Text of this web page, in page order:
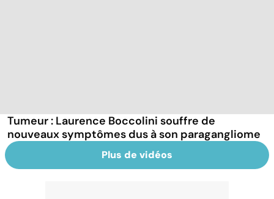
Tumeur : Laurence Boccolini souffre de
nouveaux symptômes dus à son paragangliome
Plus de vidéos